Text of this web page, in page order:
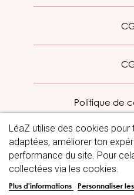
Politique de
LéaZ utilise des cookies
adaptées, améliorer ton
performance du site. Pour
collectées via les cookies.
Plus d'informations Personnaliser